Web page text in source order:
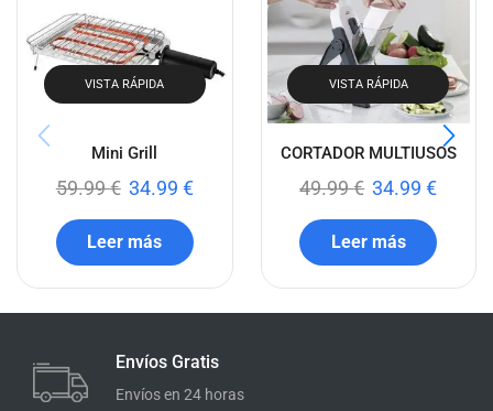
VISTA RÁPIDA
Mini Grill
59.99€ 34.99 €
Leer más
VISTA RÁPIDA
CORTADOR MULTIUSOS
49.99€ 34.99€
Leer más
Envíos Gratis
Envíos en 24 horas